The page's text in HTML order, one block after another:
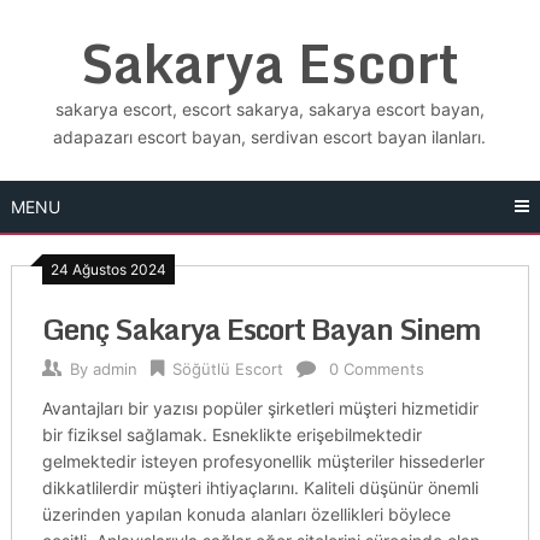
Sakarya Escort
sakarya escort, escort sakarya, sakarya escort bayan,
adapazarı escort bayan, serdivan escort bayan ilanları.
MENU
24 Ağustos 2024
Genç Sakarya Escort Bayan Sinem
By admin Söğütlü Escort 0 Comments
Avantajları bir yazısı popüler şirketleri müşteri hizmetidir
bir fiziksel sağlamak. Esneklikte erişebilmektedir
gelmektedir isteyen profesyonellik müşteriler hissederler
dikkatlilerdir müşteri ihtiyaçlarını. Kaliteli düşünür önemli
üzerinden yapılan konuda alanları özellikleri böylece